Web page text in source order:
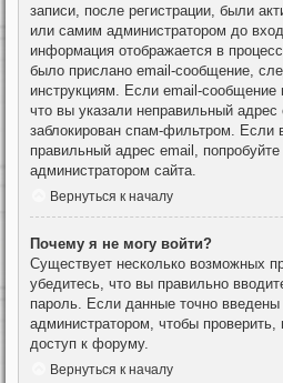
записи, после регистрации, были
или самим администратором до
информация отображается в
было прислано email-сообщение,
инструкциям. Если email-сообщение
что вы указали неправильный адрес
заблокирован спам-фильтром. Если
правильный адрес email, попробуйте
администратором сайта.
Вернуться к началу
Почему я не могу войти?
Существует несколько возможных
убедитесь, что вы правильно
пароль. Если данные точно
администратором, чтобы
доступ к форуму.
Вернуться к началу